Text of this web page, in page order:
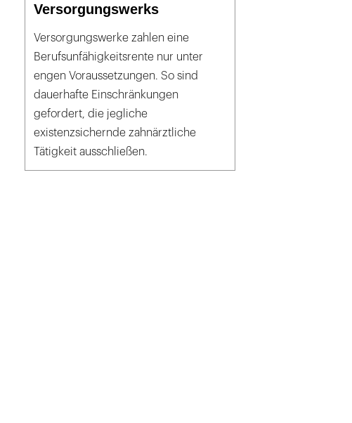
Versorgungswerks
Versorgungswerke zahlen eine
Berufsunfähigkeitsrente nur unter
engen Voraussetzungen. So sind
dauerhafte Einschränkungen
gefordert, die jegliche
existenzsichernde zahnärztliche
Tätigkeit ausschließen.